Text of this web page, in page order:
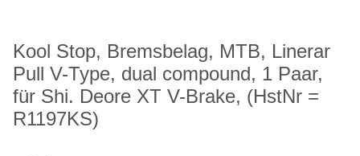
Kool Stop, Bremsbelag, MTB, Linerar
Pull V-Type, dual compound, 1 Paar,
für Shi. Deore XT V-Brake, (HstNr =
R1197KS)